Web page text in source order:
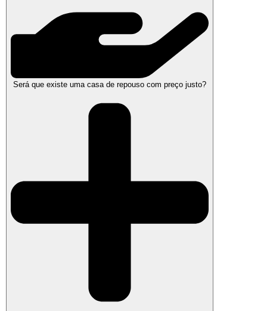
Será que existe uma casa de repouso com preço justo?